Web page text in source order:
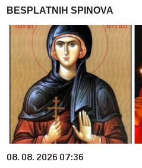
BESPLATNIH SPINOVA
08. 08. 2026 07:36